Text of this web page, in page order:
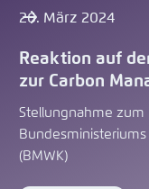
26. März 2024
Reaktion auf
zur Carbon
Stellungnahme zum
(BMWK)